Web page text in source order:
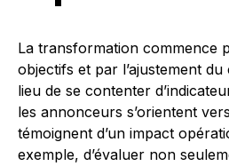
La transformation commence
objectifs et par l’ajustement
lieu de se contenter
les annonceurs s’orientent
témoignent d’un impact
exemple, d’évaluer non